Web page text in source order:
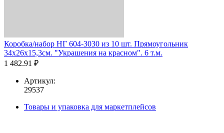
Коробка/набор НГ 604-3030 из 10 шт. Прямоугольник
34х26х15,3см. "Украшения на красном". 6 т.м.
1 482.91 ₽
Артикул:
29537
Товары и упаковка для маркетплейсов